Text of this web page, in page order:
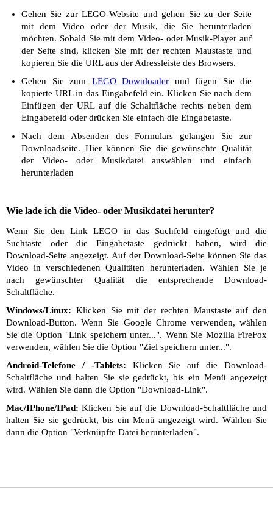
Gehen Sie zur LEGO-Website und gehen Sie zu der Seite
mit dem Video oder der Musik, die Sie herunterladen
möchten. Sobald Sie mit dem Video- oder Musik-Player auf
der Seite sind, klicken Sie mit der rechten Maustaste und
kopieren Sie die URL aus der Adressleiste des Browsers.
Gehen Sie zum LEGO Downloader und fügen Sie die
kopierte URL in das Eingabefeld ein. Klicken Sie nach dem
Einfügen der URL auf die Schaltfläche rechts neben dem
Eingabefeld oder drücken Sie einfach die Eingabetaste.
Nach dem Absenden des Formulars gelangen Sie zur
Downloadseite. Hier können Sie die gewünschte Qualität
der Video- oder Musikdatei auswählen und einfach
herunterladen
Wie lade ich die Video- oder Musikdatei herunter?
Wenn Sie den Link LEGO in das Suchfeld eingefügt und die
Suchtaste oder die Eingabetaste gedrückt haben, wird die
Download-Seite angezeigt. Auf der Download-Seite können Sie das
Video in verschiedenen Qualitäten herunterladen. Wählen Sie je
nach gewünschter Qualität die entsprechende Download-
Schaltfläche.
Windows/Linux: Klicken Sie mit der rechten Maustaste auf den
Download-Button. Wenn Sie Google Chrome verwenden, wählen
Sie die Option "Link speichern unter...". Wenn Sie Mozilla FireFox
verwenden, wählen Sie die Option "Ziel speichern unter...".
Android-Telefone / -Tablets: Klicken Sie auf die Download-
Schaltfläche und halten Sie sie gedrückt, bis ein Menü angezeigt
wird. Wählen Sie dann die Option "Download-Link".
Mac/IPhone/IPad: Klicken Sie auf die Download-Schaltfläche und
halten Sie sie gedrückt, bis ein Menü angezeigt wird. Wählen Sie
dann die Option "Verknüpfte Datei herunterladen".